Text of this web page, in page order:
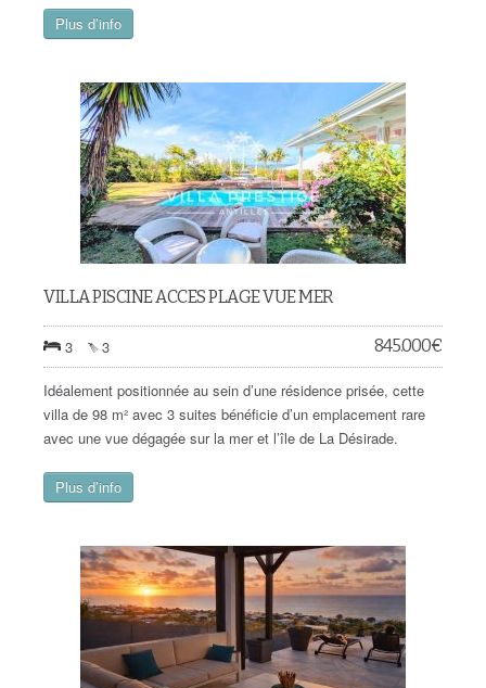
Plus d’info
VILLA PISCINE ACCES PLAGE VUE MER
3 3 845.000€
Idéalement positionnée au sein d’une résidence prisée, cette
villa de 98 m² avec 3 suites bénéficie d’un emplacement rare
avec une vue dégagée sur la mer et l’île de La Désirade.
Plus d’info